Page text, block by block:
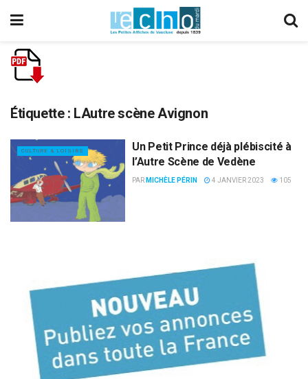
Étiquette : LAutre scène Avignon
CULTURE & LOISIRS
Un Petit Prince déjà plébiscité à
l’Autre Scène de Vedène
PAR MICHÈLE PÉRIN 4 JANVIER 2023 105